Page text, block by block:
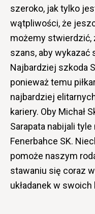
szeroko, jak tylko
wątpliwości, że
możemy stwierdzić,
szans, aby
Najbardziej szkoda
ponieważ temu
najbardziej
kariery. Oby Michał
Sarapata nabijali
Fenerbahce SK.
pomoże naszym
stawaniu się coraz
układanek w swoich